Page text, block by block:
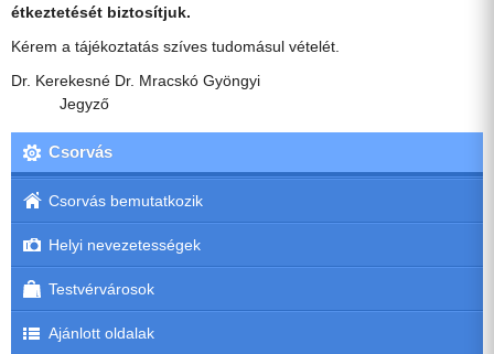
étkeztetését biztosítjuk.
Kérem a tájékoztatás szíves tudomásul vételét.
Dr. Kerekesné Dr. Mracskó Gyöngyi
Jegyző
Csorvás
Csorvás bemutatkozik
Helyi nevezetességek
Testvérvárosok
Ajánlott oldalak